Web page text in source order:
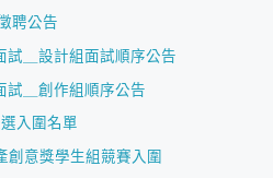
聘公告
試＿設計組面試順序公告
試＿創作組順序公告
入圍名單
創意獎學生組競賽入圍